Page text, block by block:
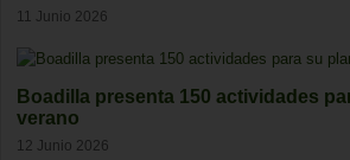
11 Junio 2026
Boadilla presenta 150 actividades
verano
12 Junio 2026